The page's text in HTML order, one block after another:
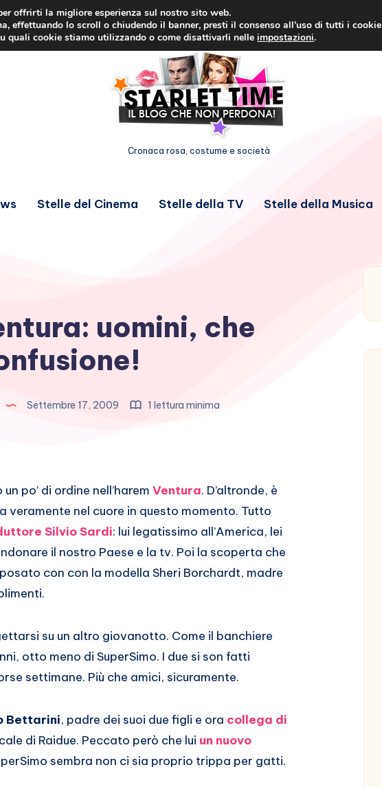
Cronaca rosa, costume e società
Stelle del Cinema Stelle della TV Stelle della Musica
uomini, che
Settembre 17, 2009 1 lettura minima
po’ di ordine nell’harem Ventura. D’altronde, è
veramente nel cuore in questo momento. Tutto
Silvio Sardi: lui legatissimo all’America, lei
il nostro Paese e la tv. Poi la scoperta che
con con la modella Sheri Borchardt, madre
su un altro giovanotto. Come il banchiere
otto meno di SuperSimo. I due si son fatti
settimane. Più che amici, sicuramente.
Bettarini, padre dei suoi due figli e ora collega di
di Raidue. Peccato però che lui un nuovo
sembra non ci sia proprio trippa per gatti.
offrirti la migliore esperienza sul nostro sito web.
effettuando lo scroll o chiudendo il banner, presti il consenso all’uso di tutti i cookie
quali cookie stiamo utilizzando o come disattivarli nelleimpostazioni.